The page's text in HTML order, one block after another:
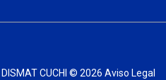
DISMAT CUCHI © 2026 Aviso Legal